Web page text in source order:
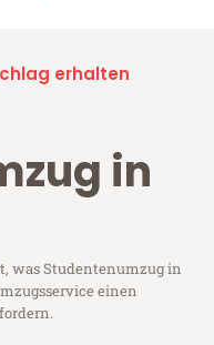
erhalten
in
was Studentenumzug in
einen